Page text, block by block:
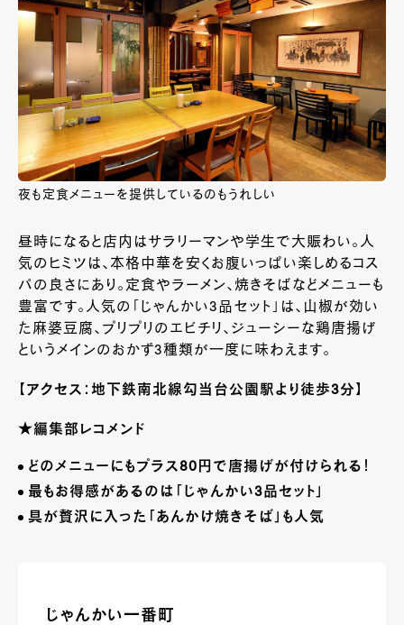
夜も定食メニューを提供しているのもうれしい
昼時になると店内はサラリーマンや学生で大賑わい。人
気のヒミツは、本格中華を安くお腹いっぱい楽しめるコス
パの良さにあり。定食やラーメン、焼きそばなどメニューも
豊富です。人気の「じゃんかい3品セット」は、山椒が効い
た麻婆豆腐、プリプリのエビチリ、ジューシーな鶏唐揚げ
というメインのおかず3種類が一度に味わえます。
【アクセス：地下鉄南北線勾当台公園駅より徒歩3分】
★編集部レコメンド
どのメニューにもプラス80 円で唐揚げが付けられる！
最もお得感があるのは「じゃんかい3品セット」
具が贅沢に入った「あんかけ焼きそば」も人気
じゃんかい一番町